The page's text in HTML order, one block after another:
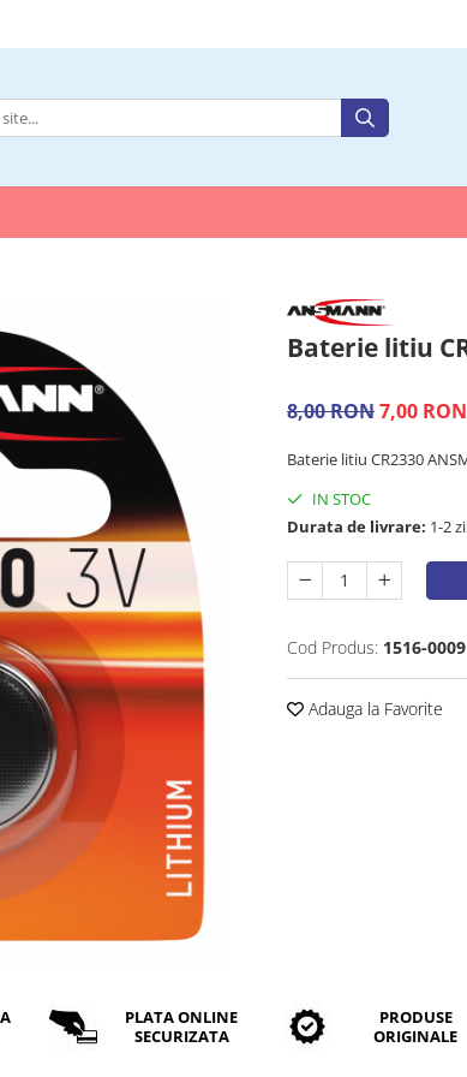
Baterie litiu
8,00 RON7,00 RON
Baterie litiu CR2330
IN STOC
Durata de livrare: 1-2
Cod Produs: 1516-0009
Adauga la Favorite
PLATA ONLINE
SECURIZATA
PRODUSE
ORIGINALE